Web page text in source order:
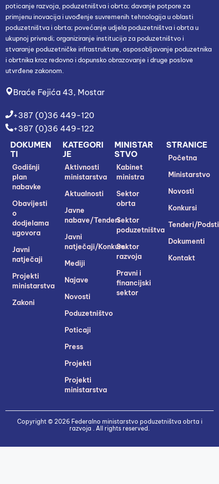
poticanje razvoja, poduzetništva i obrta; davanje potpore za
primjenu inovacija i uvođenje suvremenih tehnologija u oblasti
poduzetništva i obrta; povećanje udjela poduzetništva i obrta u
ukupnoj privredi; organiziranje institucija za poduzetništvo i
stvaranje poduzetničke infrastrukture, osposobljavanje poduzetnika
i obrtnika kroz redovno i dopunsko obrazovanje i druge poslove
utvrđene zakonom.
Braće Fejića 43, Mostar
+387 (0)36 449-120
+387 (0)36 449-122
STRANICE
Početna
Ministarstvo
Novosti
Konkursi
Tenderi/
Dokumenti
Kontakt
MINISTAR
STVO
Kabinet
ministra
Sektor
obrta
Sektor
poduzetništva
Sektor
razvoja
Pravni i
financijski
sektor
KATEGORI
JE
Aktivnosti
ministarstva
Aktualnosti
Javne
nabave/Tenderi
Javni
natječaji/Konkursi
Mediji
Najave
Novosti
Poduzetništvo
Poticaji
Press
Projekti
Projekti
ministarstva
DOKUMEN
TI
Godišnji
plan
nabavke
Obavijesti
o
dodjelama
ugovora
Javni
natječaji
Projekti
ministarstva
Zakoni
Copyright © 2026 Federalno ministarstvo poduzetništva obrta i
razvoja . All rights reserved.